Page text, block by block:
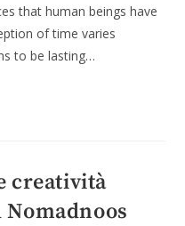
that human beings have
of time varies
to be lasting…
creatività